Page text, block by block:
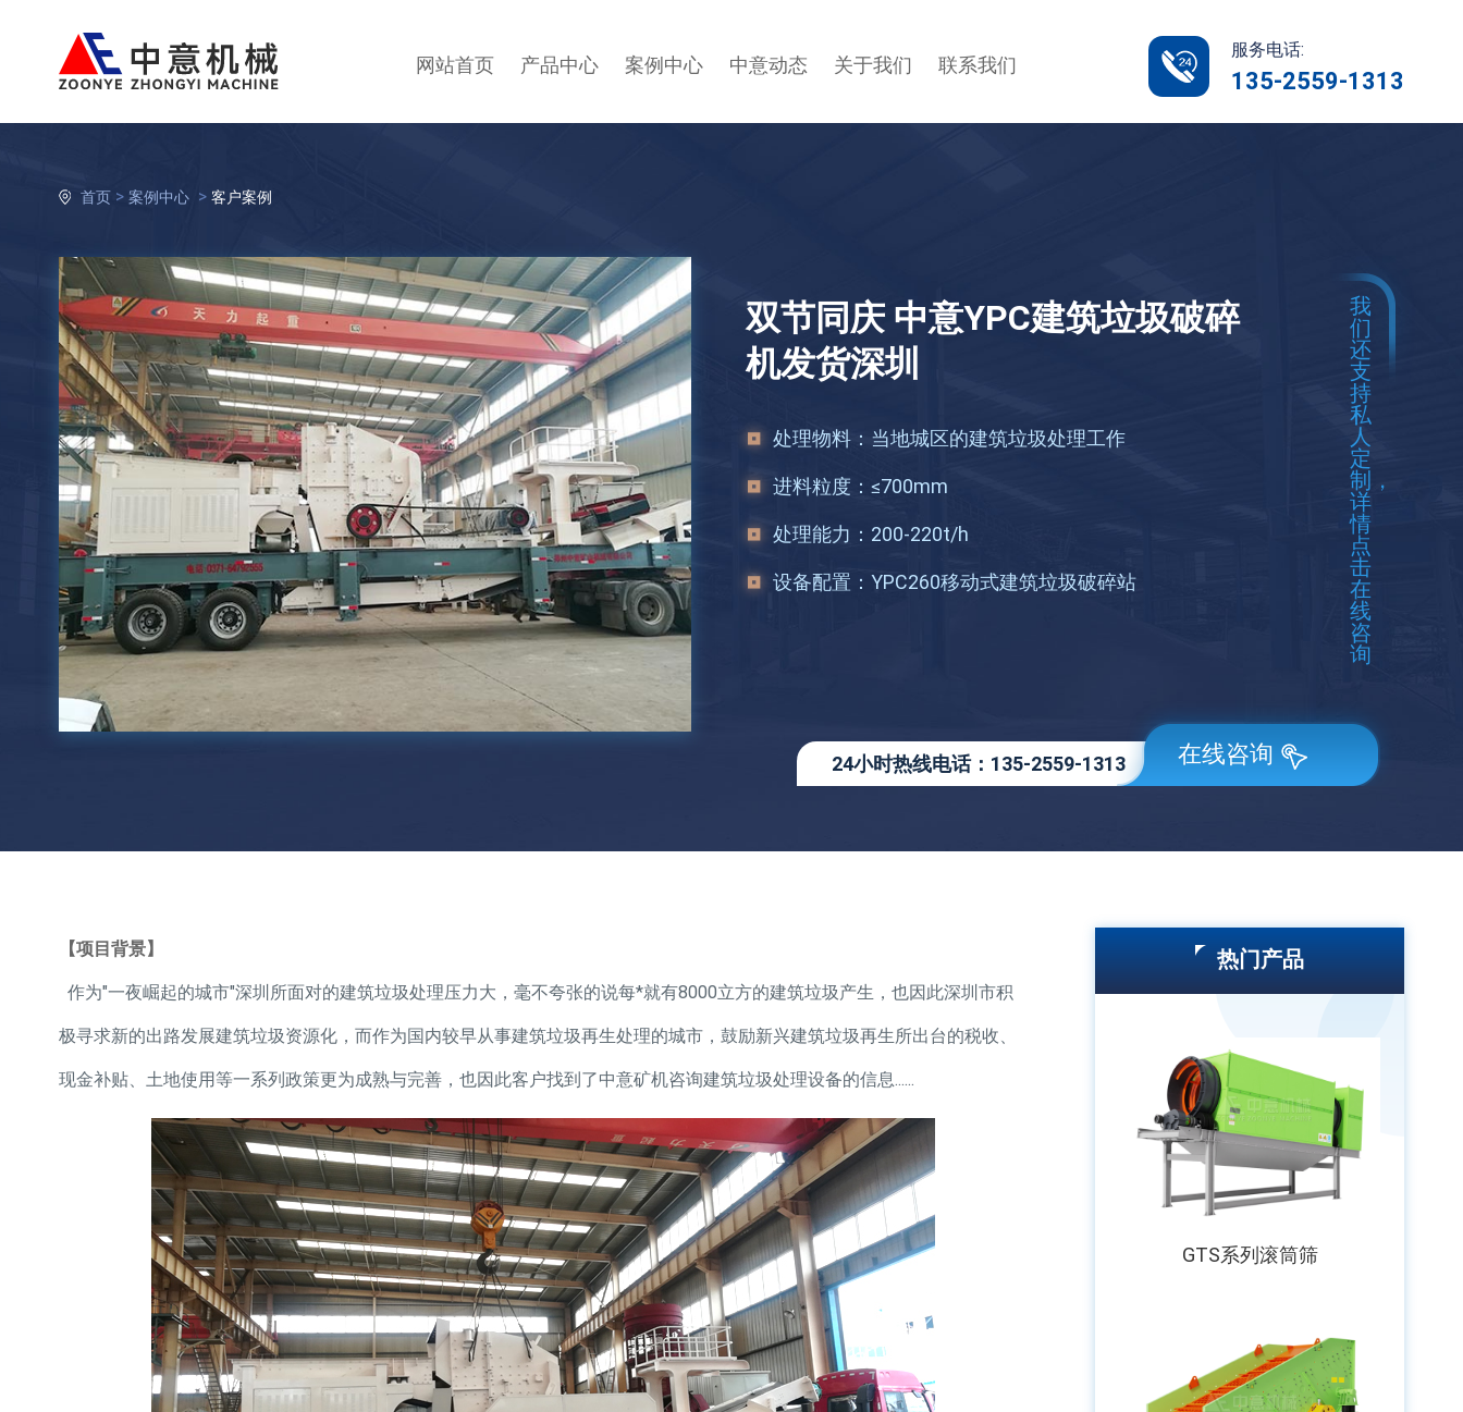
网站首页 产品中心 案例中心 中意动态 关于我们 联系我们
服务电话:
135-2559-1313
首页> 案例中心> 客户案例
双节同庆 中意YPC建筑垃圾破碎
机发货深圳
处理物料： 当地城区的建筑垃圾处理工作
进料粒度： ≤700mm
处理能力： 200-220t/h
设备配置： YPC260移动式建筑垃圾破碎站
我
们
还
支
持
私
人
定
制，
详
情
点
击
在
线
咨
询
24小时热线电话： 135-2559-1313 在线咨询
【项目背景】
作为"一夜崛起的城市"深圳所面对的建筑垃圾处理压力大，毫不夸张的说每*就有8000立方的建筑垃圾产生，也因此深圳市积
极寻求新的出路发展建筑垃圾资源化，而作为国内较早从事建筑垃圾再生处理的城市，鼓励新兴建筑垃圾再生所出台的税收、
现金补贴、土地使用等一系列政策更为成熟与完善，也因此客户找到了中意矿机咨询建筑垃圾处理设备的信息......
热门产品
GTS系列滚筒筛